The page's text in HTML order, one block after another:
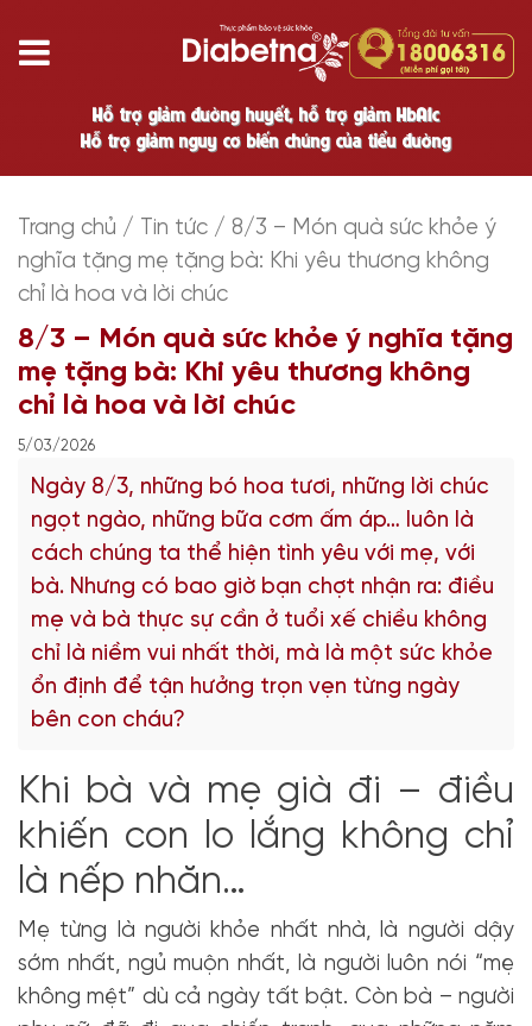
Hỗ trợ giảm đường huyết, hỗ trợ giảm HbA1c
Hỗ trợ giảm nguy cơ biến chứng của tiểu đường
Trang chủ / Tin tức / 8/3 – Món quà sức khỏe ý
nghĩa tặng mẹ tặng bà: Khi yêu thương không
chỉ là hoa và lời chúc
8/3 – Món quà sức khỏe ý nghĩa tặng
mẹ tặng bà: Khi yêu thương không
chỉ là hoa và lời chúc
5/03/2026
Ngày 8/3, những bó hoa tươi, những lời chúc
ngọt ngào, những bữa cơm ấm áp… luôn là
cách chúng ta thể hiện tình yêu với mẹ, với
bà. Nhưng có bao giờ bạn chợt nhận ra: điều
mẹ và bà thực sự cần ở tuổi xế chiều không
chỉ là niềm vui nhất thời, mà là một sức khỏe
ổn định để tận hưởng trọn vẹn từng ngày
bên con cháu?
Khi bà và mẹ già đi – điều
khiến con lo lắng không chỉ
là nếp nhăn…
Mẹ từng là người khỏe nhất nhà, là người dậy
sớm nhất, ngủ muộn nhất, là người luôn nói “mẹ
không mệt” dù cả ngày tất bật. Còn bà – người